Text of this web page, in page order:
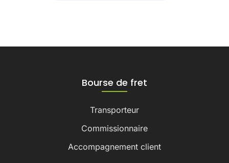
Bourse de fret
Transporteur
Commissionnaire
Accompagnement client